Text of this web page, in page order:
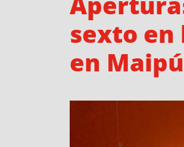
sexto en
en Maipú